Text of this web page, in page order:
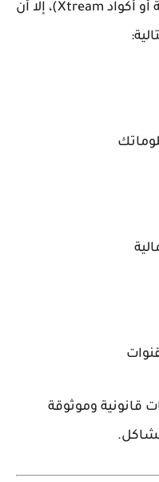
قانوني (مثل أكواد M3U المسربة أو أكواد Xtream)، إلا أن
قانونية وموثوقة